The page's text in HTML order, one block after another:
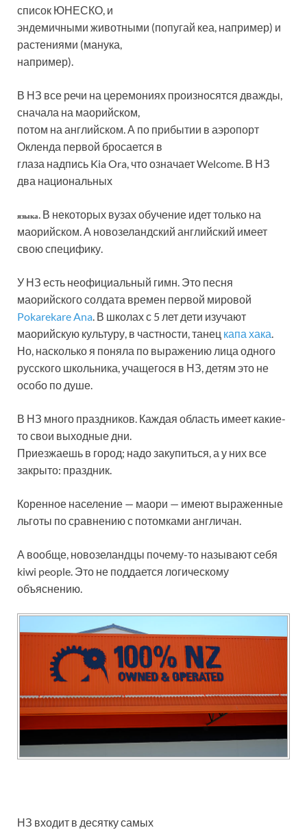
список ЮНЕСКО, и
эндемичными животными (попугай кеа, например) и
растениями (манука,
например).
В НЗ все речи на церемониях произносятся дважды,
сначала на маорийском,
потом на английском. А по прибытии в аэропорт
Окленда первой бросается в
глаза надпись Kia Ora, что означает Welcome. В НЗ
два национальных
языка
. В некоторых вузах обучение идет только на
маорийском. А новозеландский английский имеет
свою специфику.
У НЗ есть неофициальный гимн. Это песня
маорийского солдата времен первой мировой
Pokarekare Ana . В школах с 5 лет дети изучают
маорийскую культуру, в частности, танец капа хака
Но, насколько я поняла по выражению лица одного
русского школьника, учащегося в НЗ, детям это не
особо по душе.
В НЗ много праздников. Каждая область имеет какие-
то свои выходные дни.
Приезжаешь в город; надо закупиться, а у них все
закрыто: праздник.
Коренное население — маори — имеют выраженные
льготы по сравнению с потомками англичан.
А вообще, новозеландцы почему-то называют себя
kiwi people. Это не поддается логическому
объяснению.
НЗ входит в десятку самых